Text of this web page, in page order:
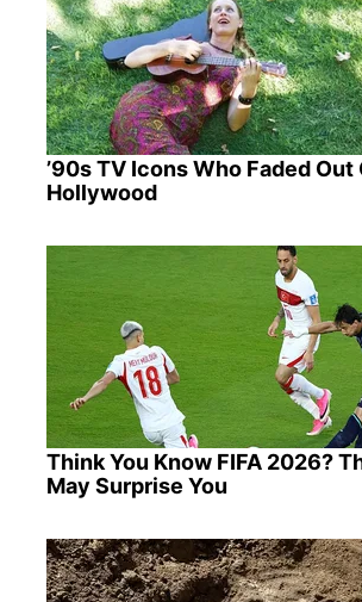
’90s TV Icons Who Faded Out
Hollywood
Think You Know FIFA 2026?
May Surprise You